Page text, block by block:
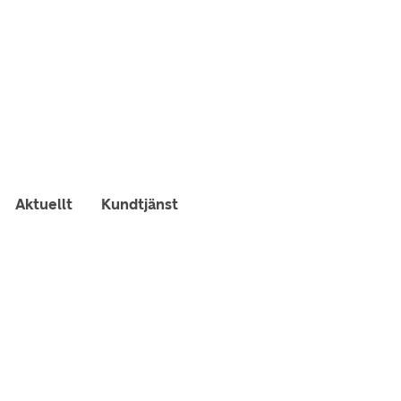
Aktuellt Kundtjänst